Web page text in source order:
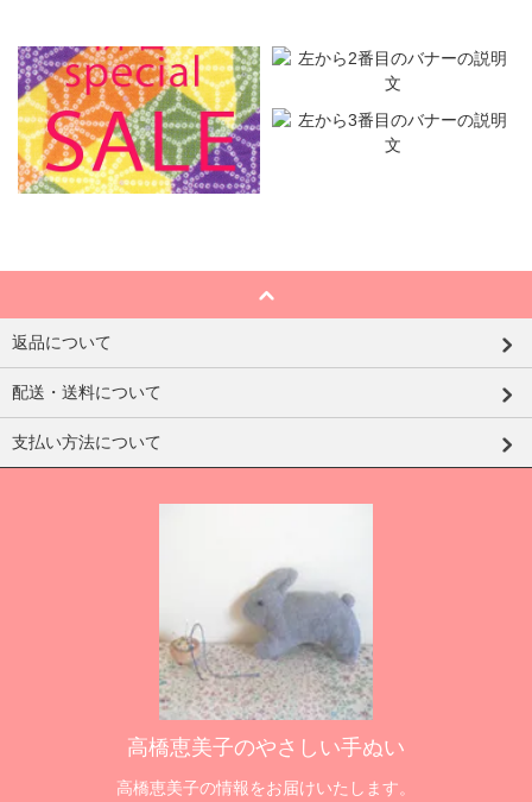
返品について
配送・送料について
支払い方法について
高橋恵美子のやさしい手ぬい
高橋恵美子の情報をお届けいたします。